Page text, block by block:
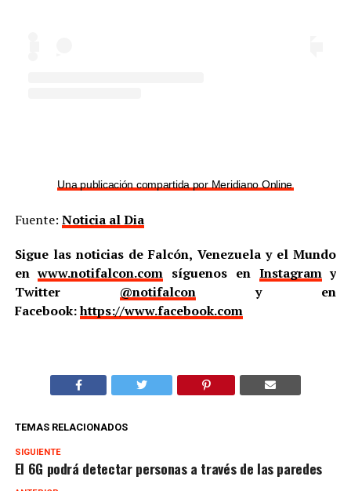
Una publicación compartida por Meridiano Online
Fuente: Noticia al Dia
Sigue las noticias de Falcón, Venezuela y el Mundo
enwww.notifalcon.com síguenos en Instagramy
Twitter @notifalcony en
Facebook:https://www.facebook.com
TEMAS RELACIONADOS
SIGUIENTE
El 6G podrá detectar personas a través de las paredes